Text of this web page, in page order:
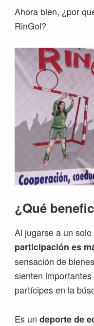
Ahora bien, ¿por
RinGol?
¿Qué
Al jugarse a un
participación es
sensación de
sienten
partícipes en la
Es un deporte de